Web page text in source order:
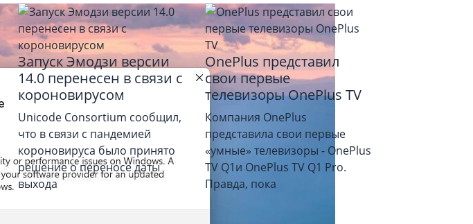
Запуск Эмодзи версии
14.0 перенесен в связи с
короновирусом
Unicode Consortium сообщил,
что в связи с пандемией
короновируса было принято
решение о переносе даты
выхода
OnePlus представил
свои первые
телевизоры OnePlus TV
Компания OnePlus
представила свои первые
«умные» телевизоры - OnePlus
TV Q1и OnePlus TV Q1 Pro.
Правда, пока